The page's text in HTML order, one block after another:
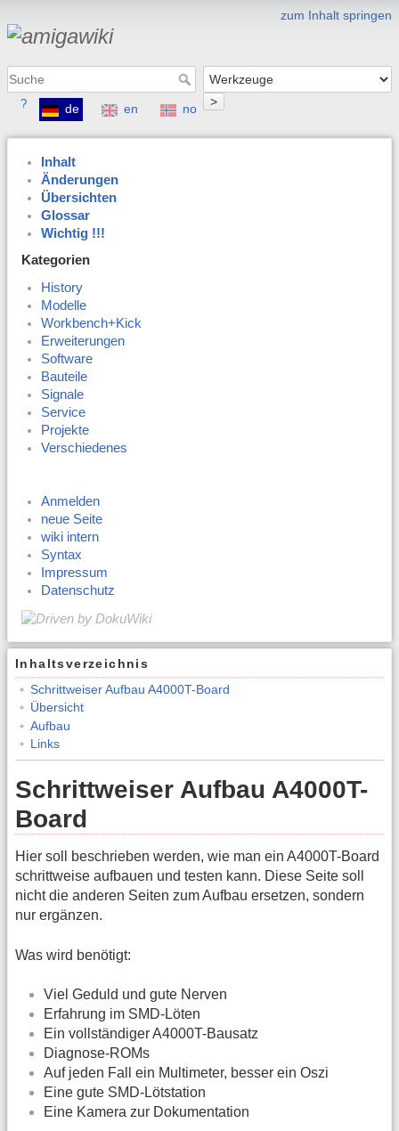
zum Inhalt springen
>
? de en no
Inhalt
Änderungen
Übersichten
Glossar
Wichtig !!!
Kategorien
History
Modelle
Workbench+Kick
Erweiterungen
Software
Bauteile
Signale
Service
Projekte
Verschiedenes
Anmelden
neue Seite
wiki intern
Syntax
Impressum
Datenschutz
Inhaltsverzeichnis
Schrittweiser Aufbau A4000T-Board
Übersicht
Aufbau
Links
Schrittweiser Aufbau A4000T-
Board
Hier soll beschrieben werden, wie man ein A4000T-Board
schrittweise aufbauen und testen kann. Diese Seite soll
nicht die anderen Seiten zum Aufbau ersetzen, sondern
nur ergänzen.
Was wird benötigt:
Viel Geduld und gute Nerven
Erfahrung im SMD-Löten
Ein vollständiger A4000T-Bausatz
Diagnose-ROMs
Auf jeden Fall ein Multimeter, besser ein Oszi
Eine gute SMD-Lötstation
Eine Kamera zur Dokumentation